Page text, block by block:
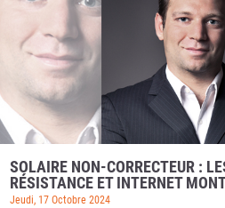
SOLAIRE NON-CORRECTEUR :
RÉSISTANCE ET INTERNET
Jeudi, 17 Octobre 2024